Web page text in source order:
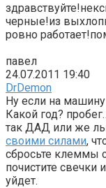
черные!из
ровно
павел
24.07.2011 19:40
DrDemon
Ну если на машину
Какой год?
так ДАД или же
своими силами,
сбросьте клеммы
почистите свечки
уйдет.